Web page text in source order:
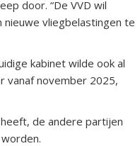
door. “De VVD wil
nieuwe vliegbelastingen te
kabinet wilde ook al
vanaf november 2025,
de andere partijen